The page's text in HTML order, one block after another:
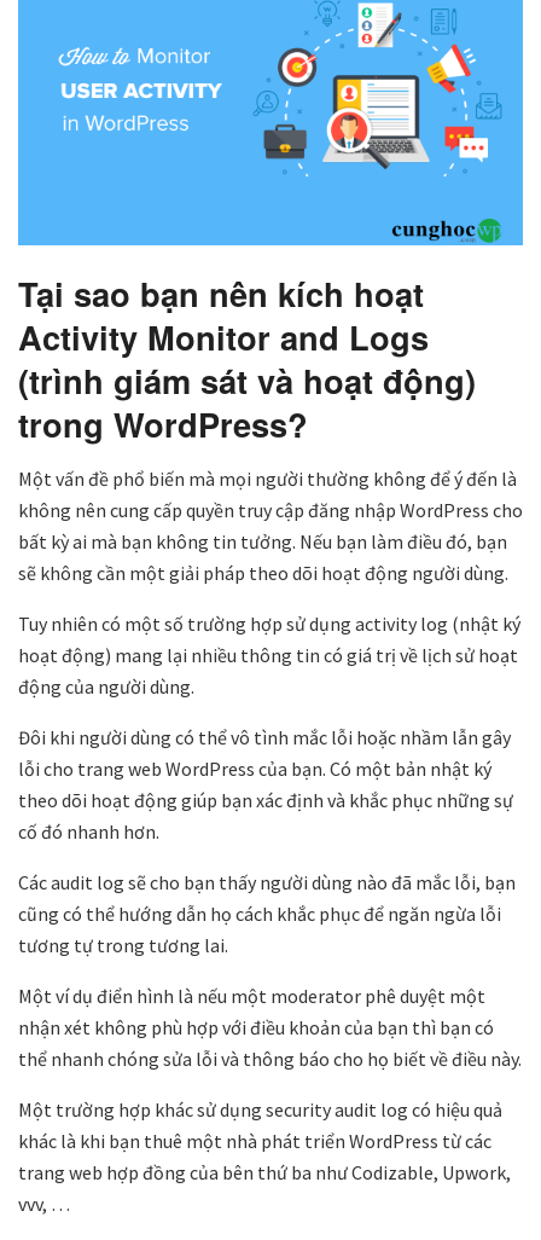
Tại sao bạn nên kích hoạt
Activity Monitor and Logs
(trình giám sát và hoạt động)
trong WordPress?
Một vấn đề phổ biến mà mọi người thường không để ý đến là
không nên cung cấp quyền truy cập đăng nhập WordPress cho
bất kỳ ai mà bạn không tin tưởng. Nếu bạn làm điều đó, bạn
sẽ không cần một giải pháp theo dõi hoạt động người dùng.
Tuy nhiên có một số trường hợp sử dụng activity log (nhật ký
hoạt động) mang lại nhiều thông tin có giá trị về lịch sử hoạt
động của người dùng.
Đôi khi người dùng có thể vô tình mắc lỗi hoặc nhầm lẫn gây
lỗi cho trang web WordPress của bạn. Có một bản nhật ký
theo dõi hoạt động giúp bạn xác định và khắc phục những sự
cố đó nhanh hơn.
Các audit log sẽ cho bạn thấy người dùng nào đã mắc lỗi, bạn
cũng có thể hướng dẫn họ cách khắc phục để ngăn ngừa lỗi
tương tự trong tương lai.
Một ví dụ điển hình là nếu một moderator phê duyệt một
nhận xét không phù hợp với điều khoản của bạn thì bạn có
thể nhanh chóng sửa lỗi và thông báo cho họ biết về điều này.
Một trường hợp khác sử dụng security audit log có hiệu quả
khác là khi bạn thuê một nhà phát triển WordPress từ các
trang web hợp đồng của bên thứ ba như Codizable, Upwork,
vvv, …